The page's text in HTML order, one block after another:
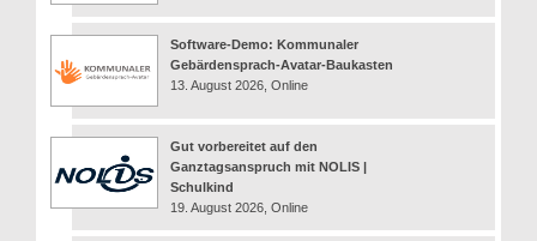
Software-Demo: Kommunaler
Gebärdensprach-Avatar-Baukasten
13. August 2026, Online
Gut vorbereitet auf den
Ganztagsanspruch mit NOLIS |
Schulkind
19. August 2026, Online